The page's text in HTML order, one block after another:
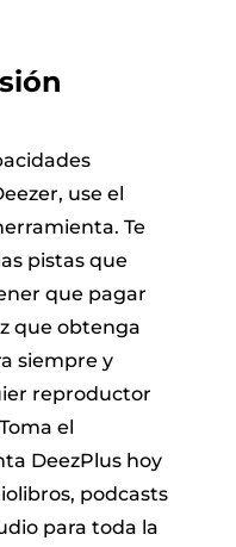
use el
Te
pistas que
que pagar
que obtenga
siempre y
reproductor
el
DeezPlus hoy
podcasts
para toda la